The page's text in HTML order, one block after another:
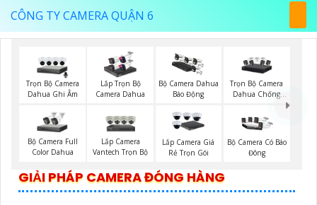
CÔNG TY CAMERA QUẬN 6
Trọn Bộ Camera
Dahua Ghi Âm
Lắp Trọn Bộ
Camera Dahua
Bộ Camera Dahua
Báo Động
Trọn Bộ Camera
Dahua Chống
Bộ Camera Full
Color Dahua
Lắp Camera
Vantech Trọn Bộ
Lắp Camera Giá
Rẻ Trọn Gói
Bộ Camera Có Báo
Đông
GIẢI PHÁP CAMERA ĐÓNG HÀNG